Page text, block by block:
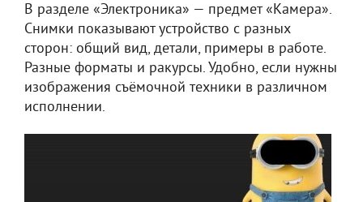
В разделе «Электроника» — предмет «Камера».
Снимки показывают устройство с разных
сторон: общий вид, детали, примеры в работе.
Разные форматы и ракурсы. Удобно, если нужны
изображения съёмочной техники в различном
исполнении.